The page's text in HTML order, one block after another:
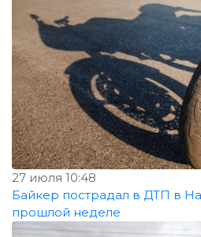
27 июля 10:48
Байкер пострадал в ДТП в
прошлой неделе